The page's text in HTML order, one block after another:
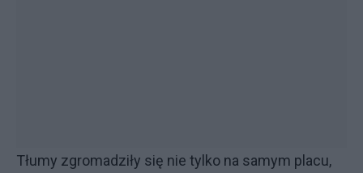
Tłumy zgromadziły się nie tylko na samym placu,